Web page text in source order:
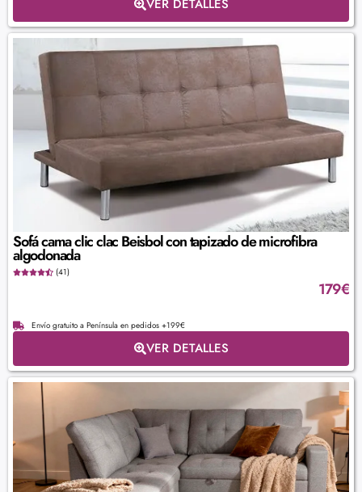
VER DETALLES
Sofá cama clic clac Beisbol con tapizado de microfibra
algodonada
(41)
179€
Envío gratuito a Península en pedidos +199€
VER DETALLES